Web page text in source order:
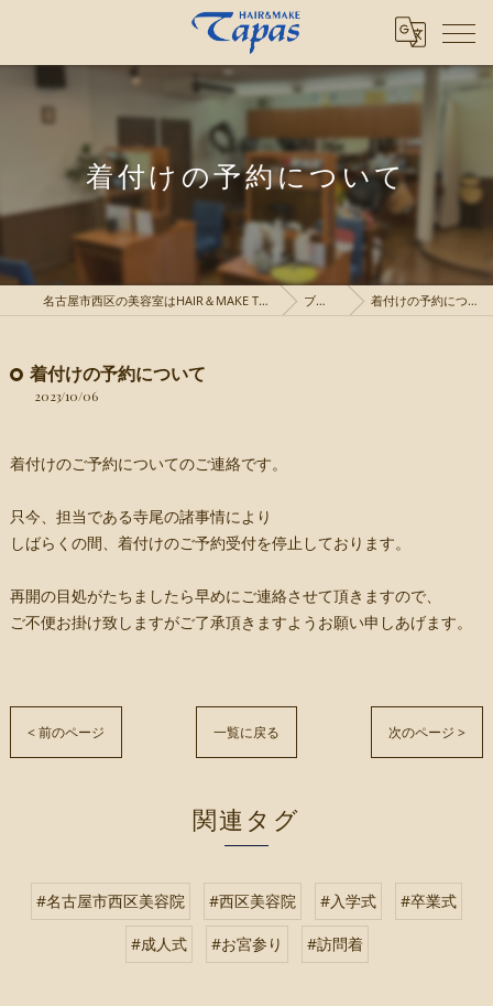
着付けの予約について
名古屋市西区の美容室はHAIR＆MAKE TAPAS ブログ 着付けの予約について
着付けの予約について
2023/10/06
着付けのご予約についてのご連絡です。
只今、担当である寺尾の諸事情により
しばらくの間、着付けのご予約受付を停止しております。
再開の目処がたちましたら早めにご連絡させて頂きますので、
ご不便お掛け致しますがご了承頂きますようお願い申しあげます。
< 前のページ 一覧に戻る 次のページ >
関連タグ
#名古屋市西区美容院 #西区美容院 #入学式 #卒業式
#成人式 #お宮参り #訪問着